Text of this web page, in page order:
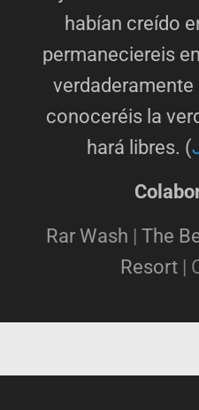
habían creído
permaneciereis
conoceréis la
hará libres. (
Rar Wash | The
Resort|